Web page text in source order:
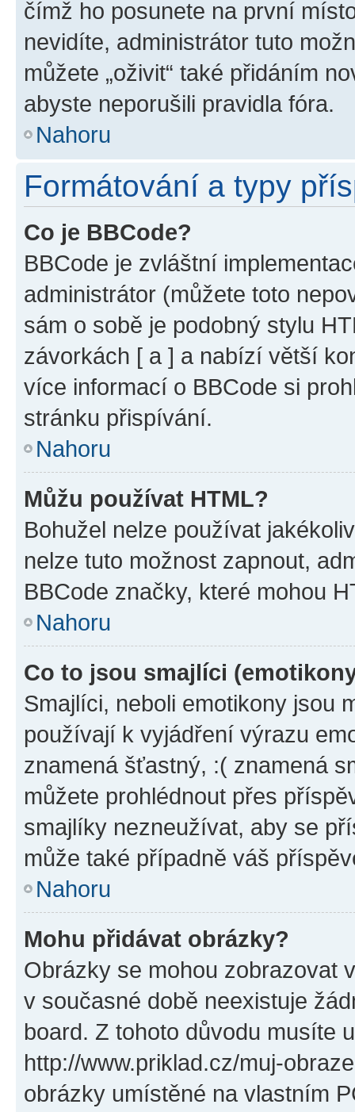
čímž ho posunete na první
nevidíte, administrátor tuto
můžete „oživit“ také přidáním
abyste neporušili pravidla fóra.
Nahoru
Formátování a typy
Co je BBCode?
BBCode je zvláštní
administrátor (můžete toto
sám o sobě je podobný stylu
závorkách [ a ] a nabízí větší
více informací o BBCode si
stránku přispívání.
Nahoru
Můžu používat HTML?
Bohužel nelze používat
nelze tuto možnost zapnout,
BBCode značky, které mohou
Nahoru
Co to jsou smajlíci
Smajlíci, neboli emotikony jsou
používají k vyjádření výrazu
znamená šťastný, :( znamená
můžete prohlédnout přes
smajlíky nezneužívat, aby se
může také případně váš
Nahoru
Mohu přidávat obrázky?
Obrázky se mohou zobrazovat
v současné době neexistuje
board. Z tohoto důvodu musíte
http://www.priklad.cz/muj-
obrázky umístěné na vlastním